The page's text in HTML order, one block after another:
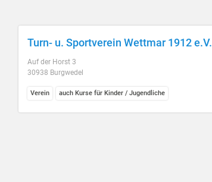
Turn- u. Sportverein Wettmar 1912 e.V.
Auf der Horst 3
30938 Burgwedel
Verein auch Kurse für Kinder / Jugendliche